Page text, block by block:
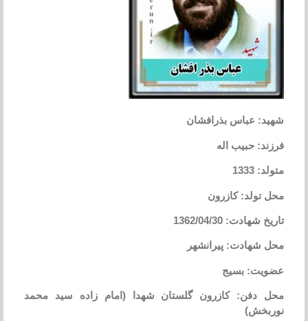
شهید: عباس بذرافشان
فرزند: حبیب اله
متولد: 1333
محل تولد: کازرون
تاریخ شهادت: 1362/04/30
محل شهادت: پیرانشهر
عضویت: بسیج
محل دفن: کازرون گلستان شهدا (امام زاده سید محمد
نوربخش)